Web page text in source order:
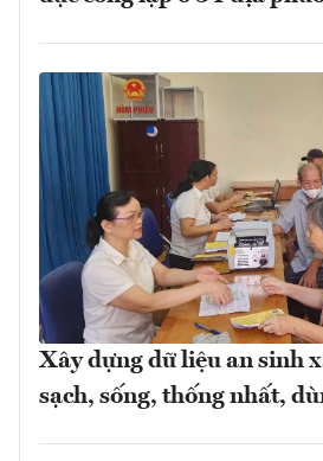
Xây dựng dữ liệu an sinh
sạch, sống, thống nhất,